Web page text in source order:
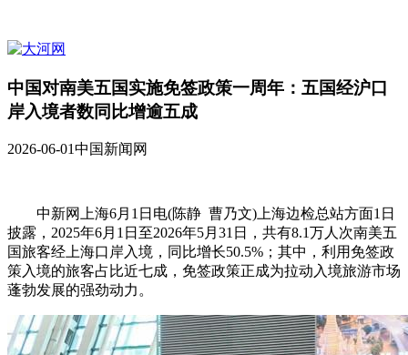
中国对南美五国实施免签政策一周年：五国经沪口
岸入境者数同比增逾五成
2026-06-01中国新闻网
中新网上海6月1日电(陈静 曹乃文)上海边检总站方面1日
披露，2025年6月1日至2026年5月31日，共有8.1万人次南美五
国旅客经上海口岸入境，同比增长50.5%；其中，利用免签政
策入境的旅客占比近七成，免签政策正成为拉动入境旅游市场
蓬勃发展的强劲动力。